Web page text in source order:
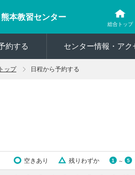
熊本教習センター
総合トップ
約する センター情報・アク
ップ 日程から予約する
空きあり 残りわずか 1 ～ 5